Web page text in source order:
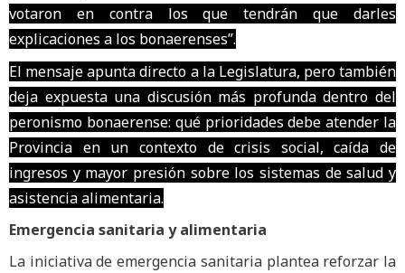
votaron en contra los que tendrán que darles
explicaciones a los bonaerenses”.
El mensaje apunta directo a la Legislatura, pero también
deja expuesta una discusión más profunda dentro del
peronismo bonaerense: qué prioridades debe atender la
Provincia en un contexto de crisis social, caída de
ingresos y mayor presión sobre los sistemas de salud y
asistencia alimentaria.
Emergencia sanitaria y alimentaria
La iniciativa de emergencia sanitaria plantea reforzar la